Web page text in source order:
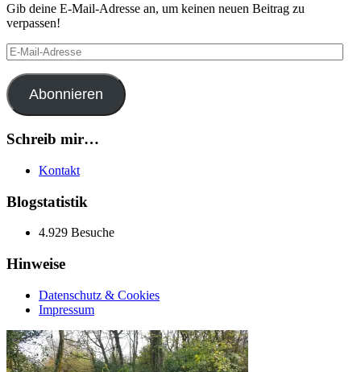
Gib deine E-Mail-Adresse an, um keinen neuen Beitrag zu
verpassen!
E-
Mail-
Adresse
Abonnieren
Schreib mir…
Kontakt
Blogstatistik
4.929 Besuche
Hinweise
Datenschutz & Cookies
Impressum